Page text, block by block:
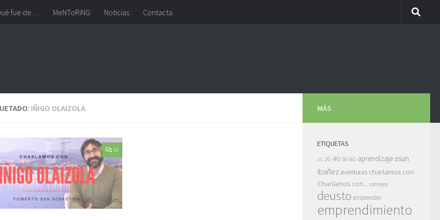
fue de… MeNToRiNG Noticias Contacta
IÑIGO OLAIZOLA
18
MÁS
ETIQUETAS
1G 2G 4G 5G 6G aprendizaje asun
ibañez aventuras charlamos con
Charlamos con... consejos
deusto emprender
emprendimiento